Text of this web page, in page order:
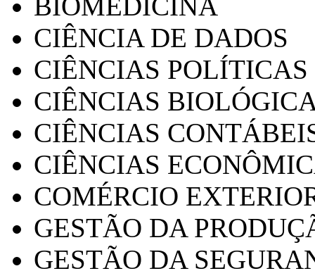
CIÊNCIA DE DADOS
CIÊNCIAS POLÍTICAS
CIÊNCIAS
CIÊNCIAS
CIÊNCIAS
COMÉRCIO
GESTÃO DA
GESTÃO DA